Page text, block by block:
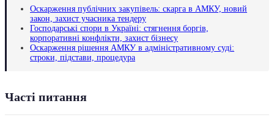
Оскарження публічних закупівель: скарга в АМКУ, новий
закон, захист учасника тендеру
Господарські спори в Україні: стягнення боргів,
корпоративні конфлікти, захист бізнесу
Оскарження рішення АМКУ в адміністративному суді:
строки, підстави, процедура
Часті питання